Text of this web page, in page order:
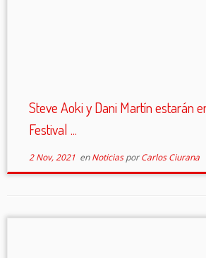
Steve Aoki y Dani Martín estarán
Festival ...
2 Nov, 2021enNoticiasporCarlos Ciurana